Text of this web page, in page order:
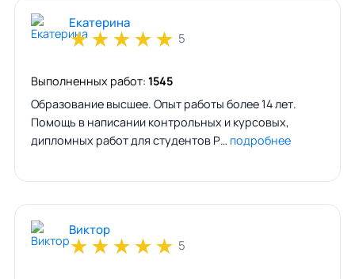
Екатерина
★★★★★ 5
Выполненных работ: 1545
Образование высшее. Опыт работы более 14 лет.
Помощь в написании контрольных и курсовых,
дипломных работ для студентов Р… подробнее
Виктор
★★★★★ 5